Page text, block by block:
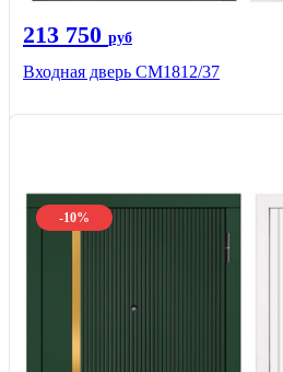
213 750 руб
Входная дверь СМ1812/37
-10%